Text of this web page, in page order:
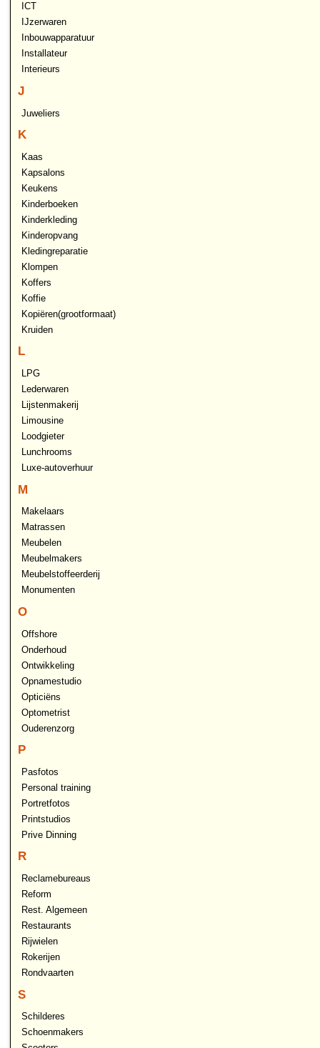
ICT
IJzerwaren
Inbouwapparatuur
Installateur
Interieurs
J
Juweliers
K
Kaas
Kapsalons
Keukens
Kinderboeken
Kinderkleding
Kinderopvang
Kledingreparatie
Klompen
Koffers
Koffie
Kopiëren(grootformaat)
Kruiden
L
LPG
Lederwaren
Lijstenmakerij
Limousine
Loodgieter
Lunchrooms
Luxe-autoverhuur
M
Makelaars
Matrassen
Meubelen
Meubelmakers
Meubelstoffeerderij
Monumenten
O
Offshore
Onderhoud
Ontwikkeling
Opnamestudio
Opticiëns
Optometrist
Ouderenzorg
P
Pasfotos
Personal training
Portretfotos
Printstudios
Prive Dinning
R
Reclamebureaus
Reform
Rest. Algemeen
Restaurants
Rijwielen
Rokerijen
Rondvaarten
S
Schilderes
Schoenmakers